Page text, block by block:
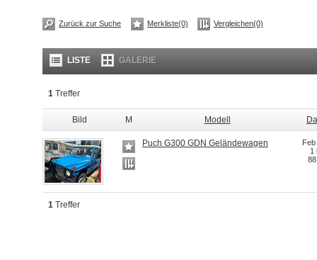
Merkliste(0) Vergleichen(0)
LISTE GALERIE
1 Treffer
Bild M Modell
Puch G300 GDN Geländewagen
1
1 Treffer
Zurück zur Suche